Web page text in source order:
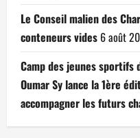
Le Conseil malien des
conteneurs vides 6 août
Camp des jeunes sportifs
Oumar Sy lance la 1ère
accompagner les futurs